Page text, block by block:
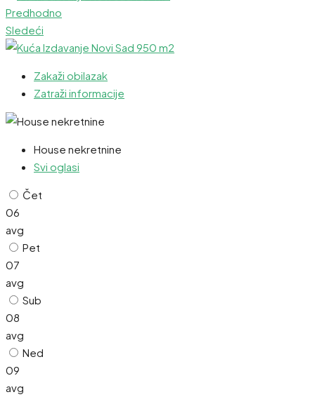
Predhodno
Sledeći
Zakaži obilazak
Zatraži informacije
House nekretnine
Svi oglasi
Čet
06
avg
Pet
07
avg
Sub
08
avg
Ned
09
avg